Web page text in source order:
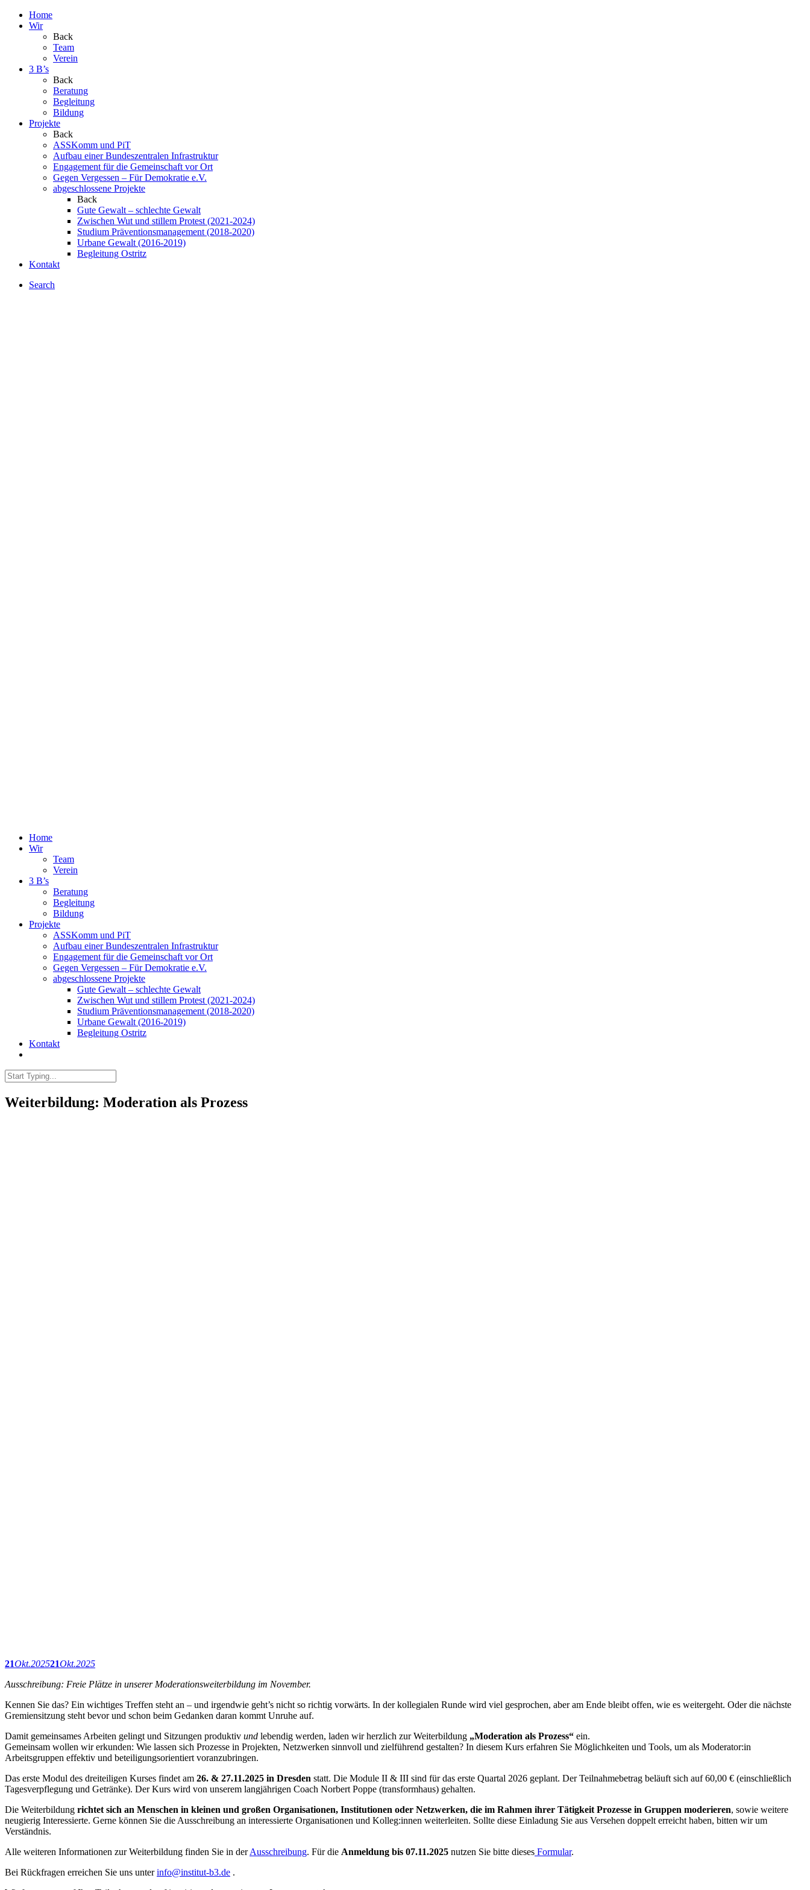
Home
Wir
Back
Team
Verein
3 B’s
Back
Beratung
Begleitung
Bildung
Projekte
Back
ASSKomm und PiT
Aufbau einer Bundeszentralen Infrastruktur
Engagement für die Gemeinschaft vor Ort
Gegen Vergessen – Für Demokratie e.V.
abgeschlossene Projekte
Back
Gute Gewalt – schlechte Gewalt
Zwischen Wut und stillem Protest (2021-2024)
Studium Präventionsmanagement (2018-2020)
Urbane Gewalt (2016-2019)
Begleitung Ostritz
Kontakt
Search
Home
Wir
Team
Verein
3 B’s
Beratung
Begleitung
Bildung
Projekte
ASSKomm und PiT
Aufbau einer Bundeszentralen Infrastruktur
Engagement für die Gemeinschaft vor Ort
Gegen Vergessen – Für Demokratie e.V.
abgeschlossene Projekte
Gute Gewalt – schlechte Gewalt
Zwischen Wut und stillem Protest (2021-2024)
Studium Präventionsmanagement (2018-2020)
Urbane Gewalt (2016-2019)
Begleitung Ostritz
Kontakt
Weiterbildung: Moderation als Prozess
21Okt.202521Okt.2025
Ausschreibung: Freie Plätze in unserer Moderationsweiterbildung im November.
Kennen Sie das? Ein wichtiges Treffen steht an – und irgendwie geht’s nicht so richtig vorwärts. In der kollegialen Runde wird viel gesprochen, aber am Ende bleibt offen, wie es weitergeht. Oder die nächste
Gremiensitzung steht bevor und schon beim Gedanken daran kommt Unruhe auf.
Damit gemeinsames Arbeiten gelingt und Sitzungen produktiv und lebendig werden, laden wir herzlich zur Weiterbildung „Moderation als Prozess“ ein.
Gemeinsam wollen wir erkunden: Wie lassen sich Prozesse in Projekten, Netzwerken sinnvoll und zielführend gestalten? In diesem Kurs erfahren Sie Möglichkeiten und Tools, um als Moderator:in
Arbeitsgruppen effektiv und beteiligungsorientiert voranzubringen.
Das erste Modul des dreiteiligen Kurses findet am 26. & 27.11.2025 in Dresden statt. Die Module II & III sind für das erste Quartal 2026 geplant. Der Teilnahmebetrag beläuft sich auf 60,00 € (einschließlich
Tagesverpflegung und Getränke). Der Kurs wird von unserem langjährigen Coach Norbert Poppe (transformhaus) gehalten.
Die Weiterbildung richtet sich an Menschen in kleinen und großen Organisationen, Institutionen oder Netzwerken, die im Rahmen ihrer Tätigkeit Prozesse in Gruppen moderieren, sowie weitere
neugierig Interessierte. Gerne können Sie die Ausschreibung an interessierte Organisationen und Kolleg:innen weiterleiten. Sollte diese Einladung Sie aus Versehen doppelt erreicht haben, bitten wir um
Verständnis.
Alle weiteren Informationen zur Weiterbildung finden Sie in derAusschreibung. Für die Anmeldung bis 07.11.2025 nutzen Sie bitte dieses Formular.
Bei Rückfragen erreichen Sie uns unterinfo@institut-b3.de .